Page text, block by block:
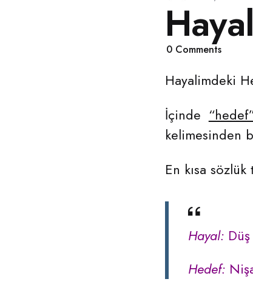
0 Comments
Hayalimdeki
İçinde
kelimesinden
En kısa sözlük
Hayal: Düş
Hedef: